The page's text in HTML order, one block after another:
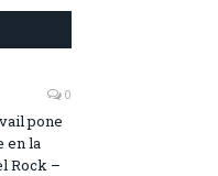
0
pone
en la
Rock –